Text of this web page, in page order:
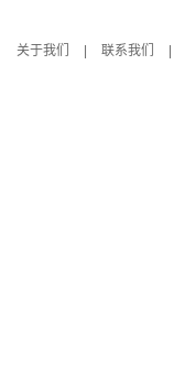
关于我们
联系我们